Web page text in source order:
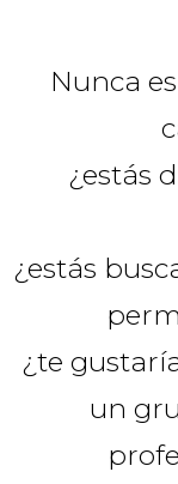
Nunca
¿estás
¿estás
¿te
un